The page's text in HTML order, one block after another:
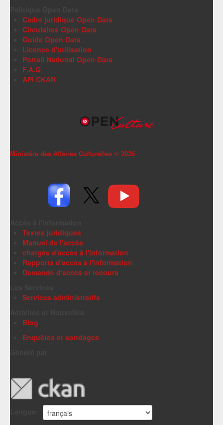
Cadre juridique Open Data
Circulaires Open Data
Guide Open Data
Licence d'utilisation
Portail National Open Data
F.A.Q
API CKAN
Ministère des Affaires Culturelles © 2026
Textes juridiques
Manuel de l'accès
chargés d'accès à l'information
Rapports d'accès à l'information
Demande d'accès et recours
Services administratifs
Blog
Enquêtes et sondages